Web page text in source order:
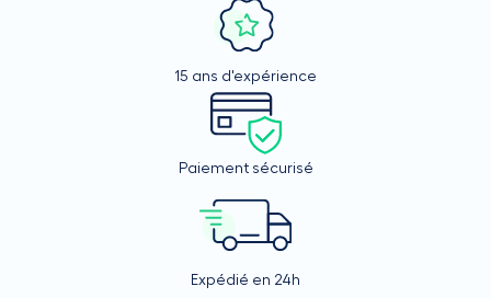
15 ans d'expérience
Paiement sécurisé
Expédié en 24h